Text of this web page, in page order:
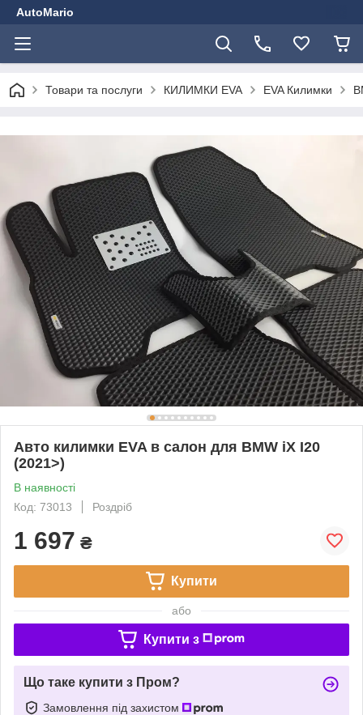
AutoMario
Товари та послуги КИЛИМКИ EVA EVA Килимки
Авто килимки EVA в салон для BMW iX I20
(2021>)
В наявності
Код: 73013
Роздріб
1 697 ₴
Купити
або
Купити з
Що таке купити з Пром?
Замовлення під захистом